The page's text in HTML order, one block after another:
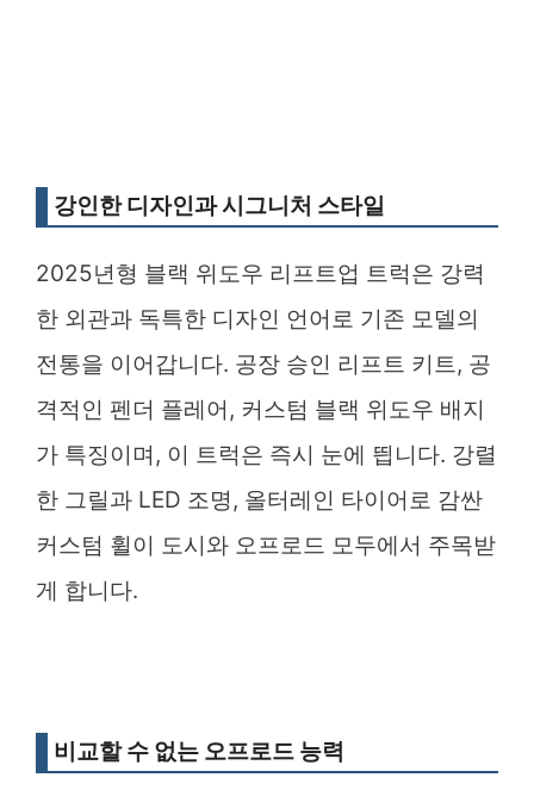
강인한 디자인과 시그니처 스타일
2025년형 블랙 위도우 리프트업 트럭은 강력
한 외관과 독특한 디자인 언어로 기존 모델의
전통을 이어갑니다. 공장 승인 리프트 키트, 공
격적인 펜더 플레어, 커스텀 블랙 위도우 배지
가 특징이며, 이 트럭은 즉시 눈에 띕니다. 강렬
한 그릴과 LED 조명, 올터레인 타이어로 감싼
커스텀 휠이 도시와 오프로드 모두에서 주목받
게 합니다.
비교할 수 없는 오프로드 능력